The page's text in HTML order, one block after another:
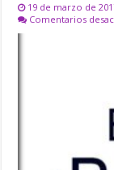
19 de marzo de
Comentarios